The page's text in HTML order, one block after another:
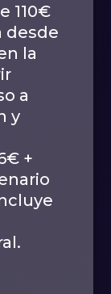
110€
desde
la
a
y
+